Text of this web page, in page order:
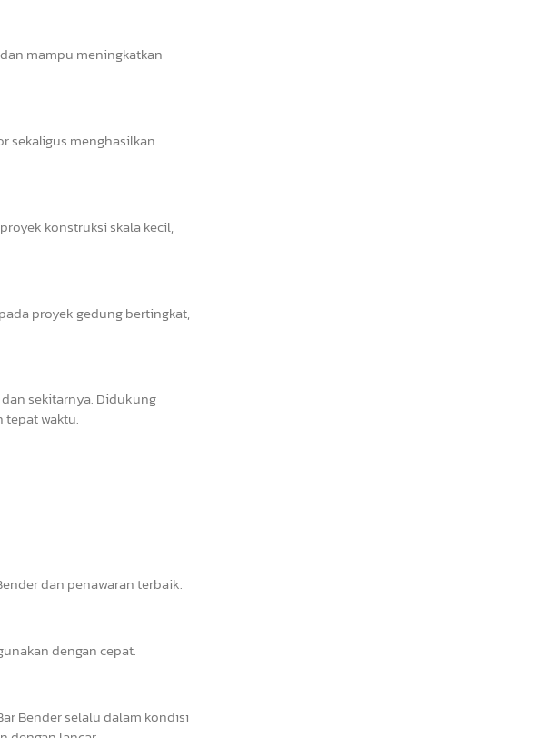
mampu meningkatkan
sekaligus menghasilkan
konstruksi skala kecil,
proyek gedung bertingkat,
sekitarnya. Didukung
tepat waktu.
dan penawaran terbaik.
dengan cepat.
Bender selalu dalam kondisi